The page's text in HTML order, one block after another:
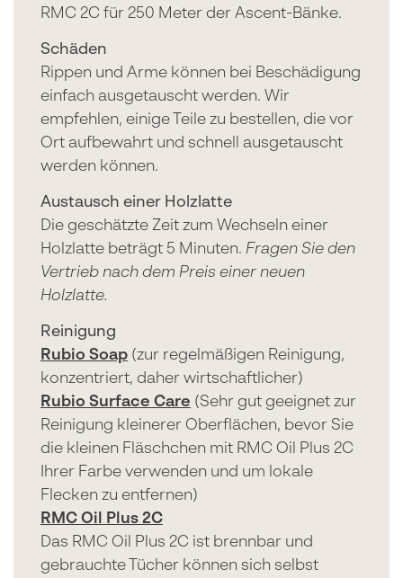
RMC 2C für 250 Meter der Ascent-Bänke.
Schäden
Rippen und Arme können bei Beschädigung
einfach ausgetauscht werden. Wir
empfehlen, einige Teile zu bestellen, die vor
Ort aufbewahrt und schnell ausgetauscht
werden können.
Austausch einer Holzlatte
Die geschätzte Zeit zum Wechseln einer
Holzlatte beträgt 5 Minuten. Fragen Sie den
Vertrieb nach dem Preis einer neuen
Holzlatte.
Reinigung
Rubio Soap (zur regelmäßigen Reinigung,
konzentriert, daher wirtschaftlicher)
Rubio Surface Care (Sehr gut geeignet zur
Reinigung kleinerer Oberflächen, bevor Sie
die kleinen Fläschchen mit RMC Oil Plus 2C
Ihrer Farbe verwenden und um lokale
Flecken zu entfernen)
RMC Oil Plus 2C
Das RMC Oil Plus 2C ist brennbar und
gebrauchte Tücher können sich selbst